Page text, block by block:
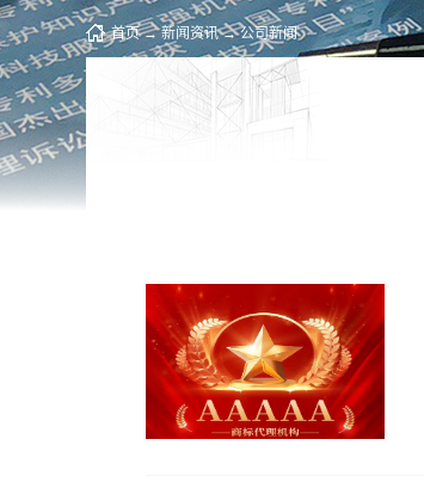
首页 → 新闻资讯 → 公司新闻